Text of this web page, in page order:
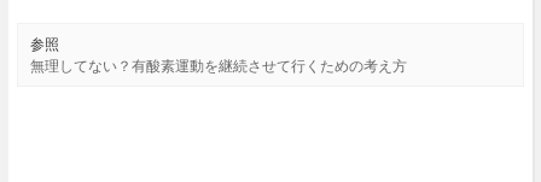
参照
無理してない？有酸素運動を継続させて行くための考え方